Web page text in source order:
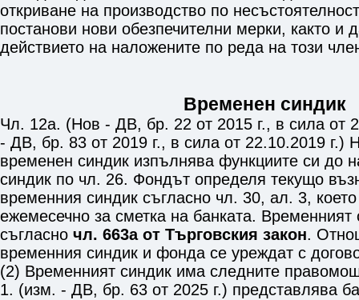
откриване на производство по
постанови нови обезпечителни мерки, както и
действието на наложените по реда на този
Временен синдик
Чл. 12а. (Нов - ДВ, бр. 22 от 2015 г., в сила от
- ДВ, бр. 83 от 2019 г., в сила от 22.10.2019 г.)
временен синдик изпълнява функциите си до
синдик по чл. 26. Фондът определя текущо
временния синдик съгласно чл. 30, ал. 3,
ежемесечно за сметка на банката. Временният
съгласно чл. 663а от Търговския закон.
временния синдик и фонда се уреждат с
(2) Временният синдик има следните
1. (изм. - ДВ, бр. 63 от 2025 г.) представлява